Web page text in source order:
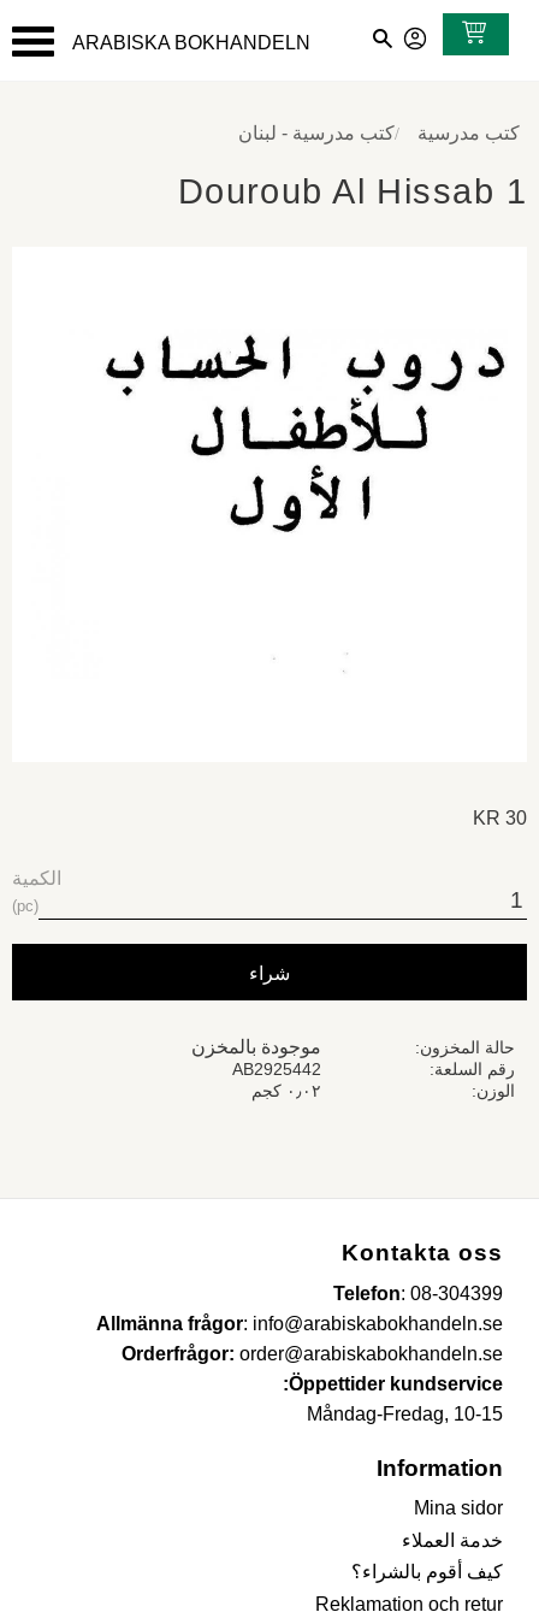
القائمة
ARABISKA BOKHANDELN
كتب مدرسية كتب مدرسية - لبنان
Douroub Al Hissab 1
30
الكمية
pc
شراء
حالة المخزون موجودة بالمخزن
رقم السلعة
AB2925442
الوزن
٠٫٠٢ كجم
Kontakta oss
Telefon: 08-304399
Allmänna frågor: info@arabiskabokhandeln.se
Orderfrågor: order@arabiskabokhandeln.se
Öppettider kundservice:
Måndag-Fredag, 10-15
Information
Mina sidor
خدمة العملاء
كيف أقوم بالشراء؟
Reklamation och retur